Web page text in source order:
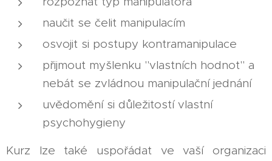
naučit se čelit manipulacím
osvojit si postupy kontramanipulace
přijmout myšlenku "vlastních hodnot" a
nebát se zvládnou manipulační jednání
uvědomění si důležitostí vlastní
psychohygieny
Kurz lze také uspořádat ve vaší organizaci